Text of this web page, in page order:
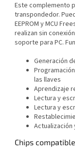
Este complemento
transpondedor.
EEPROM y MCU
realizan sin
soporte para PC.
Generación
las llaves
Aprendizaje
Lectura y
Lectura y
Actualización
Chips